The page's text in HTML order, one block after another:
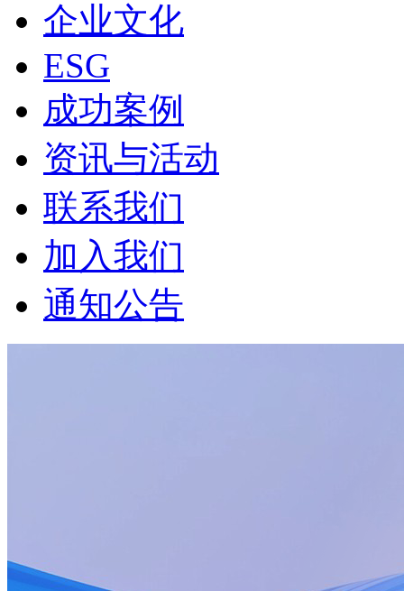
企业文化
ESG
成功案例
资讯与活动
联系我们
加入我们
通知公告